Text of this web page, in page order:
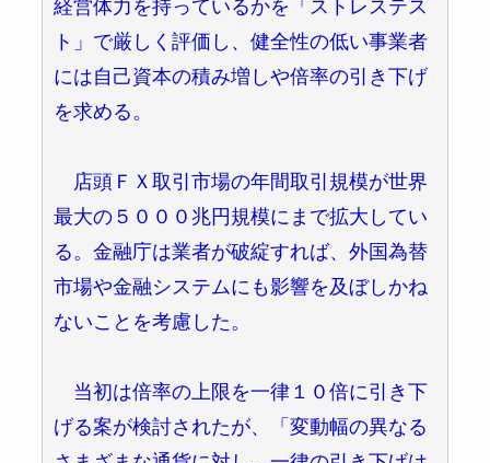
経営体力を持っているかを「ストレステス
ト」で厳しく評価し、健全性の低い事業者
には自己資本の積み増しや倍率の引き下げ
を求める。
店頭ＦＸ取引市場の年間取引規模が世界
最大の５０００兆円規模にまで拡大してい
る。金融庁は業者が破綻すれば、外国為替
市場や金融システムにも影響を及ぼしかね
ないことを考慮した。
当初は倍率の上限を一律１０倍に引き下
げる案が検討されたが、「変動幅の異なる